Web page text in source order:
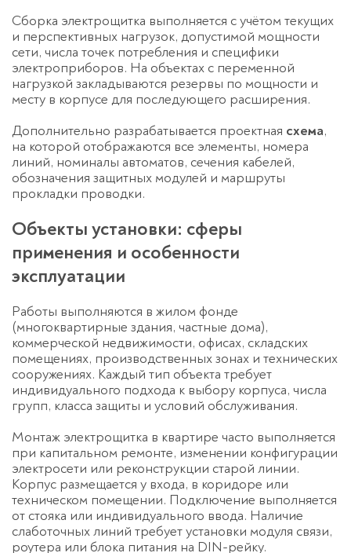
Сборка электрощитка выполняется с учётом текущих
и перспективных нагрузок, допустимой мощности
сети, числа точек потребления и специфики
электроприборов. На объектах с переменной
нагрузкой закладываются резервы по мощности и
месту в корпусе для последующего расширения.
Дополнительно разрабатывается проектная схема,
на которой отображаются все элементы, номера
линий, номиналы автоматов, сечения кабелей,
обозначения защитных модулей и маршруты
прокладки проводки.
Объекты установки: сферы
применения и особенности
эксплуатации
Работы выполняются в жилом фонде
(многоквартирные здания, частные дома),
коммерческой недвижимости, офисах, складских
помещениях, производственных зонах и технических
сооружениях. Каждый тип объекта требует
индивидуального подхода к выбору корпуса, числа
групп, класса защиты и условий обслуживания.
Монтаж электрощитка в квартире часто выполняется
при капитальном ремонте, изменении конфигурации
электросети или реконструкции старой линии.
Корпус размещается у входа, в коридоре или
техническом помещении. Подключение выполняется
от стояка или индивидуального ввода. Наличие
слаботочных линий требует установки модуля связи,
роутера или блока питания на DIN-рейку.